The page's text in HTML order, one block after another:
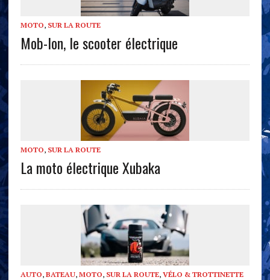
MOTO, SUR LA ROUTE
Mob-Ion, le scooter électrique
MOTO, SUR LA ROUTE
La moto électrique Xubaka
AUTO, BATEAU, MOTO, SUR LA ROUTE, VÉLO & TROTTINETTE